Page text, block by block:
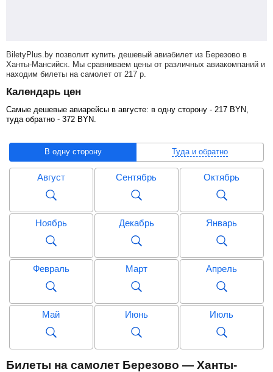
BiletyPlus.by позволит купить дешевый авиабилет из Березово в
Ханты-Мансийск. Мы сравниваем цены от различных авиакомпаний и
находим билеты на самолет от 217 р
Календарь цен
Самые дешевые авиарейсы в августе: в одну сторону - 217 BYN
туда обратно - 372 BYN
В одну сторону Туда и обратно
Август Сентябрь Октябрь
Ноябрь Декабрь Январь
Февраль Март Апрель
Май Июнь Июль
Сентябрь Октябрь
Билеты на самолет Березово — Ханты-